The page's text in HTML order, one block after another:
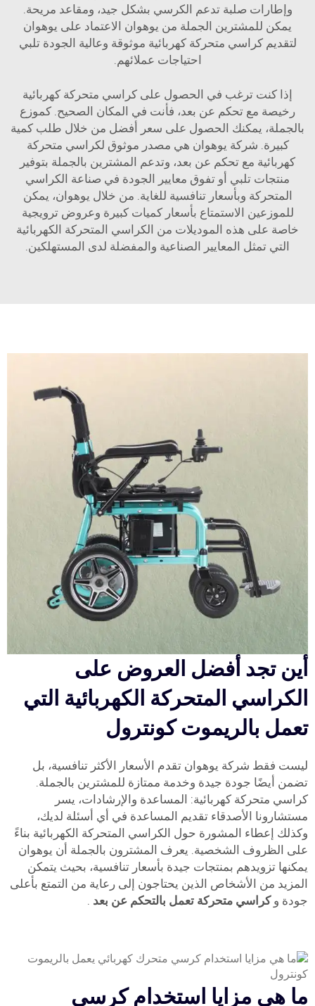
وإطارات صلبة تدعم الكرسي بشكل جيد، ومقاعد مريحة.
يمكن للمشترين الجملة من يوهوان الاعتماد على يوهوان
لتقديم كراسي متحركة كهربائية موثوقة وعالية الجودة تلبي
احتياجات عملائهم.
إذا كنت ترغب في الحصول على كراسي متحركة كهربائية
رخيصة مع تحكم عن بعد، فأنت في المكان الصحيح. كموزع
بالجملة، يمكنك الحصول على سعر أفضل من خلال طلب كمية
كبيرة. شركة يوهوان هي مصدر موثوق لكراسي متحركة
كهربائية مع تحكم عن بعد، وتدعم المشترين بالجملة بتوفير
منتجات تلبي أو تفوق معايير الجودة في صناعة الكراسي
المتحركة وبأسعار تنافسية للغاية. من خلال يوهوان، يمكن
للموزعين الاستمتاع بأسعار كميات كبيرة وعروض ترويجية
خاصة على هذه الموديلات من الكراسي المتحركة الكهربائية
التي تمثل المعايير الصناعية والمفضلة لدى المستهلكين.
أين تجد أفضل العروض على
الكراسي المتحركة الكهربائية التي
تعمل بالريموت كونترول
ليست فقط شركة يوهوان تقدم الأسعار الأكثر تنافسية، بل
تضمن أيضًا جودة جيدة وخدمة ممتازة للمشترين بالجملة.
كراسي متحركة كهربائية: المساعدة والإرشادات، يسر
مستشارونا الأصدقاء تقديم المساعدة في أي أسئلة لديك،
وكذلك إعطاء المشورة حول الكراسي المتحركة الكهربائية بناءً
على الظروف الشخصية. يعرف المشترون بالجملة أن يوهوان
يمكنها تزويدهم بمنتجات جيدة بأسعار تنافسية، بحيث يتمكن
المزيد من الأشخاص الذين يحتاجون إلى رعاية من التمتع بأعلى
جودة وكراسي متحركة تعمل بالتحكم عن بعد .
ما هي مزايا استخدام كرسي